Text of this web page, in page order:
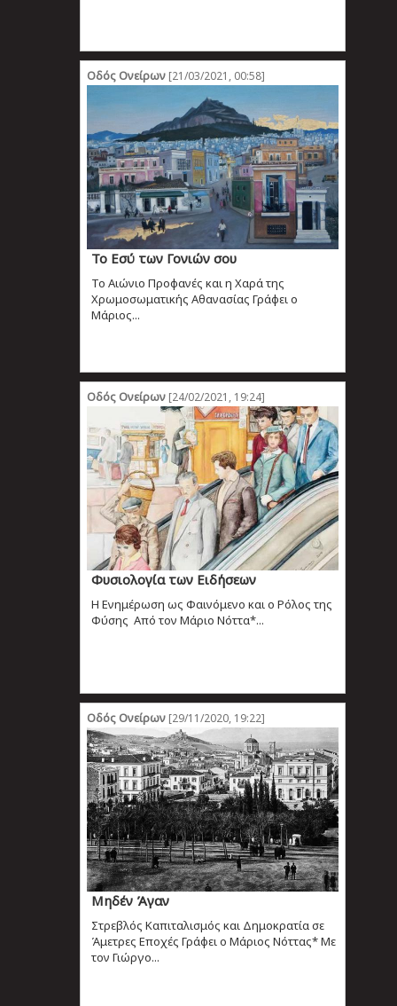
Οδός Ονείρων[21/03/2021, 00:58]
Το Εσύ των Γονιών σου
Το Αιώνιο Προφανές και η Χαρά της
Χρωμοσωματικής Αθανασίας Γράφει ο
Μάριος...
Οδός Ονείρων[24/02/2021, 19:24]
Φυσιολογία των Ειδήσεων
Η Ενημέρωση ως Φαινόμενο και ο Ρόλος της
Φύσης Από τον Μάριο Νόττα*...
Οδός Ονείρων[29/11/2020, 19:22]
Μηδέν Άγαν
Στρεβλός Καπιταλισμός και Δημοκρατία σε
Άμετρες Εποχές Γράφει ο Μάριος Νόττας* Με
τον Γιώργο...